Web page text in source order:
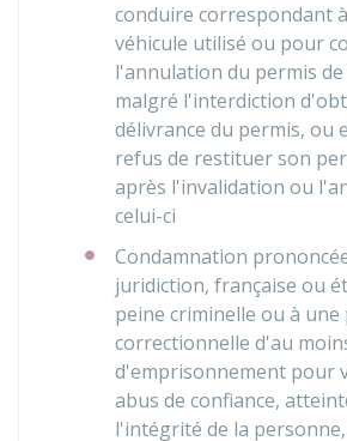
conduire correspondant
véhicule utilisé ou pour
l'annulation du permis
malgré l'interdiction
délivrance du permis, ou
refus de restituer son
après l'invalidation ou
celui-ci
Condamnation
juridiction, française ou
peine criminelle ou à une
correctionnelle d'au
d'emprisonnement pour
abus de confiance,
l'intégrité de la